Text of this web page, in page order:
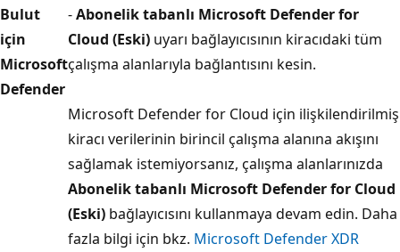
Bulut
için
Microsoft
Defender
-Abonelik tabanlı Microsoft Defender for
Cloud (Eski) uyarı bağlayıcısının kiracıdaki tüm
çalışma alanlarıyla bağlantısını kesin.
Microsoft Defender for Cloud için ilişkilendirilmiş
kiracı verilerinin birincil çalışma alanına akışını
sağlamak istemiyorsanız, çalışma alanlarınızda
Abonelik tabanlı Microsoft Defender for Cloud
(Eski) bağlayıcısını kullanmaya devam edin. Daha
fazla bilgi için bkz. Microsoft Defender XDR